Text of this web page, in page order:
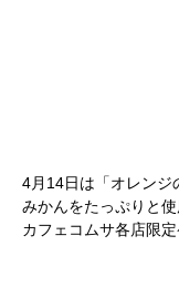
4月14日は「オレンジ
みかんをたっぷりと
カフェコムサ各店限